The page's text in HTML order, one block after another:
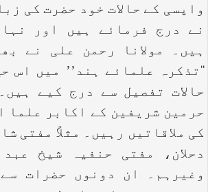
واپسی کے حالات خود حضرت کی
نے درج فرمائے ہیں اور
ہیں۔ مولانا رحمن علی نے
‘‘تذکرہ علمائے ہند’’ میں اس
حالات تفصیل سے درج کیے
حرمین شریفین کے اکابر علما
کی ملاقاتیں رہیں۔ مثلاً مفتی
دحلان، مفتی حنفیہ شیخ
وغیرہم۔ ان دونوں حضرات